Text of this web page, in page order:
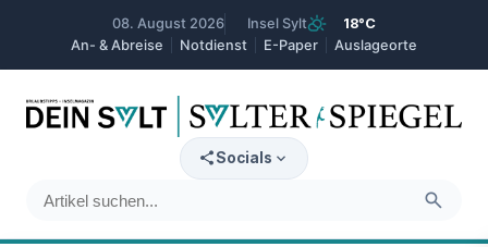
08. August 2026 Insel Syltpartly_cloudy_day
18°C
An- & Abreise
Notdienst E-Paper Auslageorte
search
Socials expand_more